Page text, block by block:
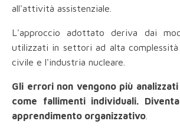
all'attività assistenziale.
L'approccio adottato deriva dai
utilizzati in settori ad alta complessità
civile e l'industria nucleare.
Gli errori non vengono più
come fallimenti individuali.
apprendimento organizzativo